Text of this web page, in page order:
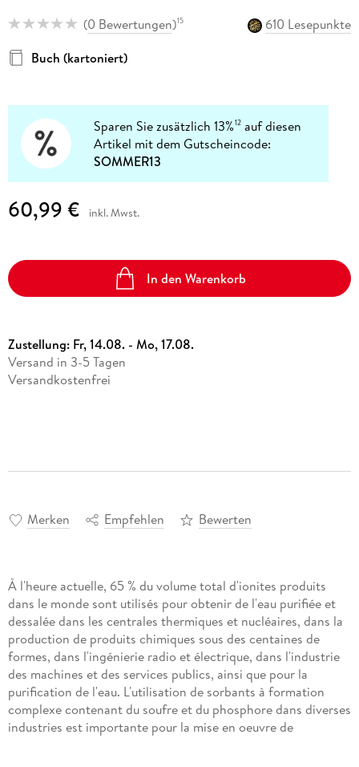
(0 Bewertungen)15
610 Lesepunkte
Buch (kartoniert)
Sparen Sie zusätzlich 13%12 auf diesen
Artikel mit dem Gutscheincode:
SOMMER13
60,99 € inkl. Mwst.
In den Warenkorb
Zustellung: Fr, 14.08. - Mo, 17.08.
Versand in 3-5 Tagen
Versandkostenfrei
Merken Empfehlen Bewerten
À l'heure actuelle, 65 % du volume total d'ionites produits
dans le monde sont utilisés pour obtenir de l'eau purifiée et
dessalée dans les centrales thermiques et nucléaires, dans la
production de produits chimiques sous des centaines de
formes, dans l'ingénierie radio et électrique, dans l'industrie
des machines et des services publics, ainsi que pour la
purification de l'eau. L'utilisation de sorbants à formation
complexe contenant du soufre et du phosphore dans diverses
industries est importante pour la mise en oeuvre de